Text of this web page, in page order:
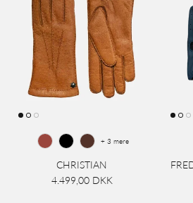
CHRISTIAN
4.499,00 DKK
+ 3 mere